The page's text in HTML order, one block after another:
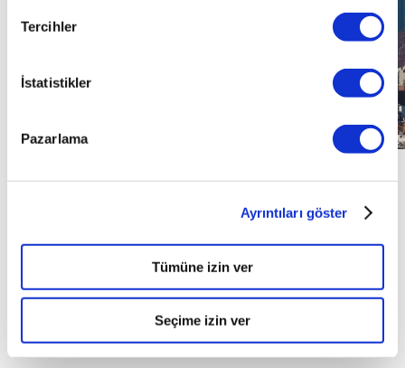
Tercihler
İstatistikler
Pazarlama
Ayrıntıları göster
Tümüne izin ver
Seçime izin ver
wikimedia.org
9.